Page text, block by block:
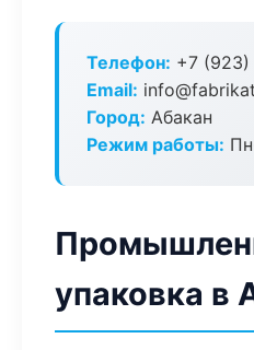
Телефон: +7
Email:
Город: Абакан
Режим работы:
упаковка в